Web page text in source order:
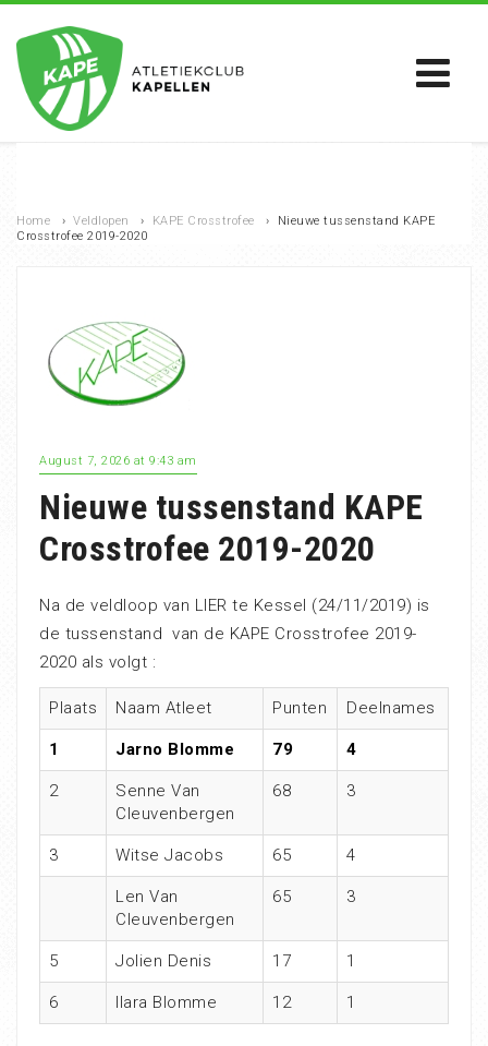
Home › Veldlopen › KAPE Crosstrofee ›
Nieuwe tussenstand KAPE
Crosstrofee 2019-2020
August 7, 2026 at 9:43 am
Nieuwe tussenstand KAPE
Crosstrofee 2019-2020
Na de veldloop van LIER te Kessel (24/11/2019) is
de tussenstand van de KAPE Crosstrofee 2019-
2020 als volgt :
Plaats Naam Atleet Punten Deelnames
1 Jarno Blomme 79 4
2
Senne Van
Cleuvenbergen
68 3
3 Witse Jacobs 65 4
Len Van
Cleuvenbergen
65 3
5 Jolien Denis 17 1
6 Ilara Blomme 12 1